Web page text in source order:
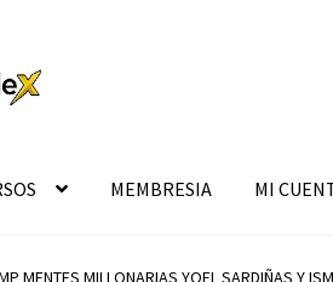
MEMBRESIA MI
MENTES MILLONARIAS YOEL SARDIÑAS Y